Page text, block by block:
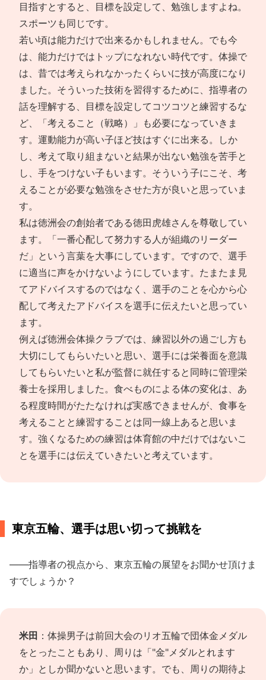
目指すとすると、目標を設定して、勉強しますよね。
スポーツも同じです。
若い頃は能力だけで出来るかもしれません。でも今
は、能力だけではトップになれない時代です。体操で
は、昔では考えられなかったくらいに技が高度になり
ました。そういった技術を習得するために、指導者の
話を理解する、目標を設定してコツコツと練習するな
ど、「考えること（戦略）」も必要になっていきま
す。運動能力が高い子ほど技はすぐに出来る。しか
し、考えて取り組まないと結果が出ない勉強を苦手と
し、手をつけない子もいます。そういう子にこそ、考
えることが必要な勉強をさせた方が良いと思っていま
す。
私は徳洲会の創始者である徳田虎雄さんを尊敬してい
ます。「一番心配して努力する人が組織のリーダー
だ」という言葉を大事にしています。ですので、選手
に適当に声をかけないようにしています。たまたま見
てアドバイスするのではなく、選手のことを心から心
配して考えたアドバイスを選手に伝えたいと思ってい
ます。
例えば徳洲会体操クラブでは、練習以外の過ごし方も
大切にしてもらいたいと思い、選手には栄養面を意識
してもらいたいと私が監督に就任すると同時に管理栄
養士を採用しました。食べものによる体の変化は、あ
る程度時間がたたなければ実感できませんが、食事を
考えることと練習することは同一線上あると思いま
す。強くなるための練習は体育館の中だけではないこ
とを選手には伝えていきたいと考えています。
東京五輪、選手は思い切って挑戦を
――指導者の視点から、東京五輪の展望をお聞かせ頂けま
すでしょうか？
米田 ：体操男子は前回大会のリオ五輪で団体金メダル
をとったこともあり、周りは「"金"メダルとれます
か」としか聞かないと思います。でも、周りの期待よ